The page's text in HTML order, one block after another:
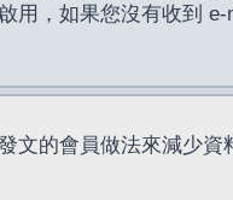
，如果您沒有收到
文的會員做法來減少